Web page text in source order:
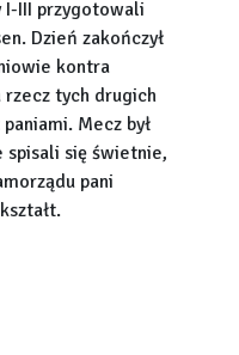
I-III przygotowali
Dzień zakończył
kontra
rzecz tych drugich
Mecz był
spisali się świetnie,
pani